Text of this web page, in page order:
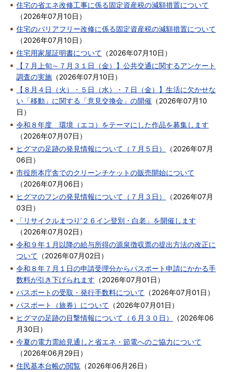
住宅の省エネ改修工事に係る固定資産税の減額措置について
（2026年07月10日 ）
住宅のバリアフリー改修に係る固定資産税の減額措置について
（2026年07月10日 ）
住宅用家屋証明書について （2026年07月10日 ）
【７月上旬～７月３１日（金）】公共交通に関するアンケート
調査の実施 （2026年07月10日 ）
【８月４日（火）・５日（水）・７日（金）】生活に欠かせな
い「移動」に関する「意見交換会」の開催 （2026年07月10
日 ）
令和８年度 環境（エコ）をテーマにした作品を募集します
（2026年07月07日 ）
ヒグマの足跡の発見情報について（７月５日）
（2026年07月
06日 ）
市役所本庁舎でのクリーンチケットの販売開始について
（2026年07月06日 ）
ヒグマのフンの発見情報について（７月３日）
（2026年07月
03日 ）
「リサイクルまつり’２６イン登別・白老」を開催します
（2026年07月02日 ）
令和９年１月以降の給与所得の源泉徴収票の提出方法の改正に
ついて （2026年07月02日 ）
令和８年７月１日の申請受理分からパスポート申請にかかる手
数料が引き下げられます （2026年07月01日 ）
パスポートの受取・発行手数料について （2026年07月01日 ）
パスポート（旅券）について （2026年07月01日 ）
ヒグマの足跡の目撃情報について（６月３０日）
（2026年06
月30日 ）
今夏の電力需給見通しと省エネ・節電へのご協力について
（2026年06月29日 ）
住民基本台帳の閲覧 （2026年06月26日 ）